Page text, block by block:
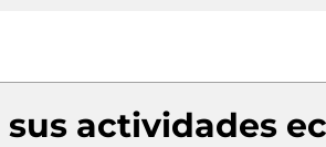
sus actividades